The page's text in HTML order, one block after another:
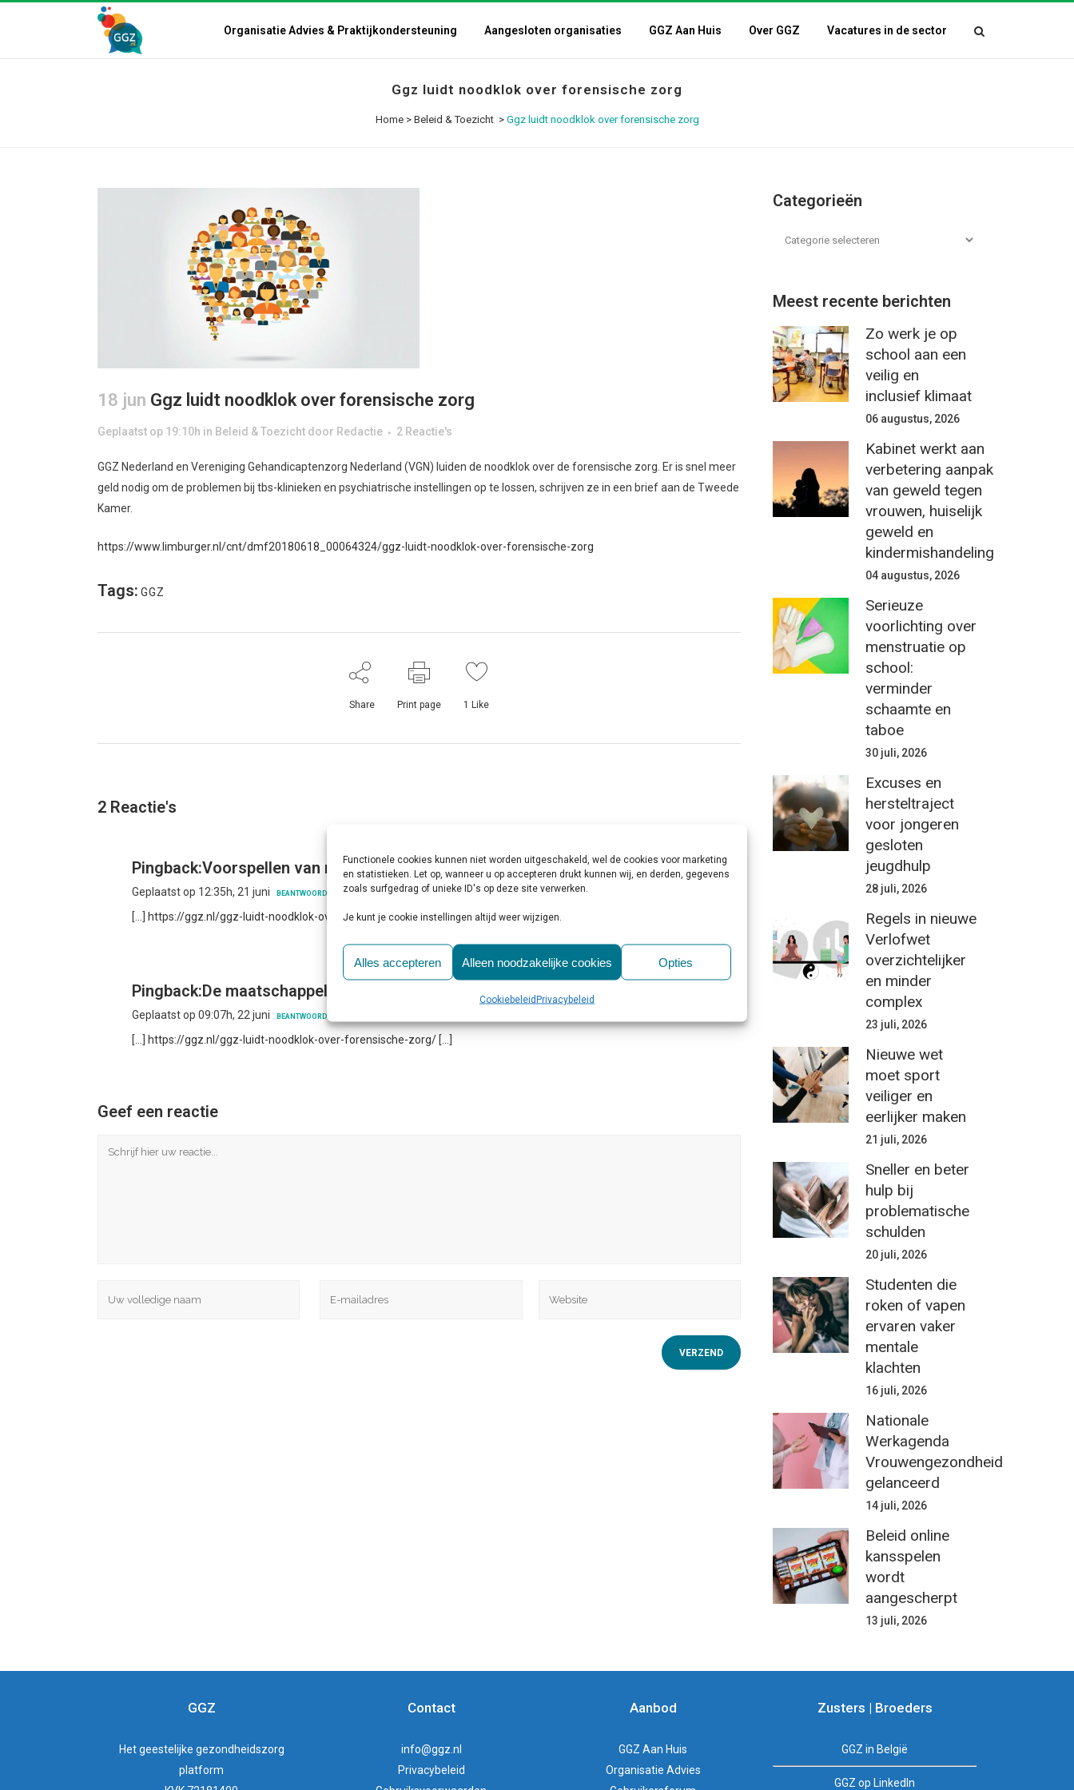
Functionele cookies kunnen niet worden uitgeschakeld, wel de cookies voor marketing
en statistieken. Let op, wanneer u op accepteren drukt kunnen wij, en derden, gegevens
zoals surfgedrag of unieke ID's op deze site verwerken.
Je kunt je cookie instellingen altijd weer wijzigen.
Alles accepteren Alleen noodzakelijke cookies Opties
CookiebeleidPrivacybeleid
Organisatie Advies & Praktijkondersteuning Aangesloten organisaties GGZ Aan Huis Over GGZ Vacatures in de sector
Ggz luidt noodklok over forensische zorg
Home> Beleid & Toezicht > Ggz luidt noodklok over forensische zorg
18 jun Ggz luidt noodklok over forensische zorg
Geplaatst op 19:10h in Beleid & Toezicht door Redactie 2 Reactie's
GGZ Nederland en Vereniging Gehandicaptenzorg Nederland (VGN) luiden de noodklok over de forensische zorg. Er is snel meer
geld nodig om de problemen bij tbs-klinieken en psychiatrische instellingen op te lossen, schrijven ze in een brief aan de Tweede
Kamer.
https://www.limburger.nl/cnt/dmf20180618_00064324/ggz-luidt-noodklok-over-forensische-zorg
Tags: GGZ
Share Print page 1 Like
2 Reactie's
Pingback:Voorspellen van risico op seksuele agressie. | GGZ
Geplaatst op 12:35h, 21 juni BEANTWOORDEN
[…] https://ggz.nl/ggz-luidt-noodklok-over-forensische-zorg/[…]
Pingback:De maatschappelijke waarde van de meestercrimineel | GGZ
Geplaatst op 09:07h, 22 juni BEANTWOORDEN
[…] https://ggz.nl/ggz-luidt-noodklok-over-forensische-zorg/ […]
Geef een reactie
Categorieën
Meest recente berichten
Zo werk je op
school aan een
veilig en
inclusief klimaat
06 augustus, 2026
Kabinet werkt aan
verbetering aanpak
van geweld tegen
vrouwen, huiselijk
geweld en
kindermishandeling
04 augustus, 2026
Serieuze
voorlichting over
menstruatie op
school:
verminder
schaamte en
taboe
30 juli, 2026
Excuses en
hersteltraject
voor jongeren
gesloten
jeugdhulp
28 juli, 2026
Regels in nieuwe
Verlofwet
overzichtelijker
en minder
complex
23 juli, 2026
Nieuwe wet
moet sport
veiliger en
eerlijker maken
21 juli, 2026
Sneller en beter
hulp bij
problematische
schulden
20 juli, 2026
Studenten die
roken of vapen
ervaren vaker
mentale
klachten
16 juli, 2026
Nationale
Werkagenda
Vrouwengezondheid
gelanceerd
14 juli, 2026
Beleid online
kansspelen
wordt
aangescherpt
13 juli, 2026
GGZ
Hetgeestelijke gezondheidszorg
platform
Contact
info@ggz.nl
Privacybeleid
Aanbod
GGZ Aan Huis
Organisatie Advies
Zusters | Broeders
GGZ in België
GGZ op LinkedIn